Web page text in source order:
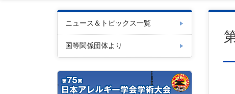
ニュース＆トピックス一覧
国等関係団体より